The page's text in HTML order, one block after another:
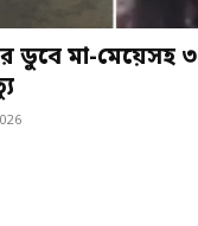
ডুবে মা-মেয়েসহ ৩